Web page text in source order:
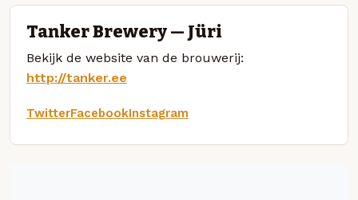
Tanker Brewery — Jüri
Bekijk de website van de brouwerij:
http://tanker.ee
TwitterFacebookInstagram